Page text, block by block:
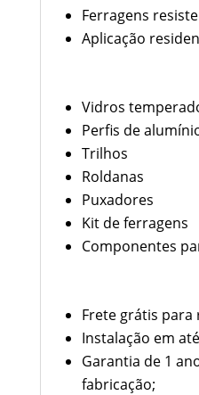
Ferragens
Aplicação
Vidros
Perfis de
Trilhos
Roldanas
Puxadores
Kit de ferragens
Componentes
Frete grátis
Instalação em
Garantia de 1
fabricação;